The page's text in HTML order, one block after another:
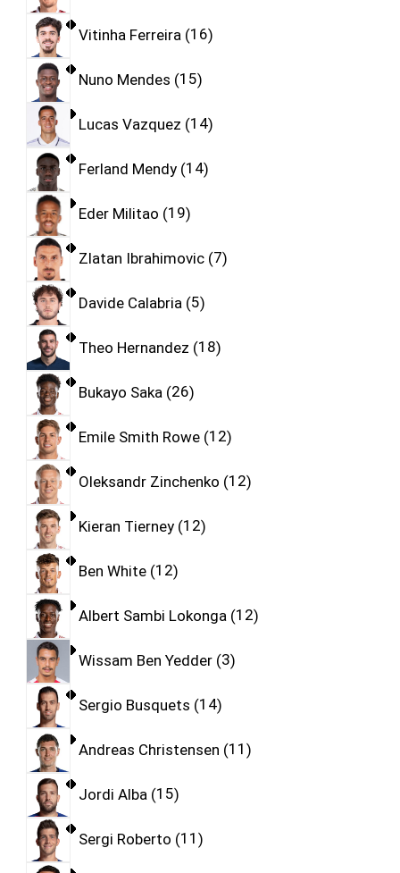
Vitinha Ferreira 16
Nuno Mendes 15
Lucas Vazquez 14
Ferland Mendy 14
Eder Militao 19
Zlatan Ibrahimovic 7
Davide Calabria 5
Theo Hernandez 18
Bukayo Saka 26
Emile Smith Rowe 12
Oleksandr Zinchenko 12
Kieran Tierney 12
Ben White 12
Albert Sambi Lokonga 12
Wissam Ben Yedder 3
Sergio Busquets 14
Andreas Christensen 11
Jordi Alba 15
Sergi Roberto 11